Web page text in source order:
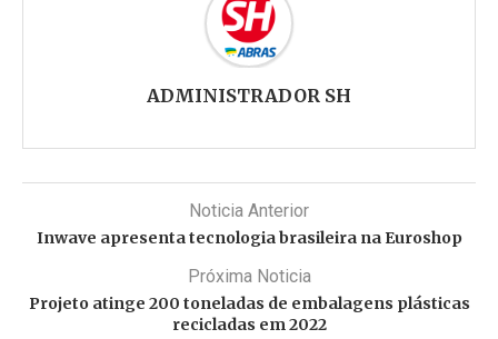
ADMINISTRADOR SH
Noticia Anterior
Inwave apresenta tecnologia brasileira na Euroshop
Próxima Noticia
Projeto atinge 200 toneladas de embalagens plásticas
recicladas em 2022